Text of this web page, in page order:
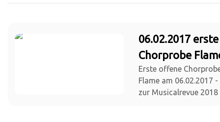
06.02.2017
Chorprobe
Erste offene
Flame am 06.02.2017
zur Musicalrevue 2018